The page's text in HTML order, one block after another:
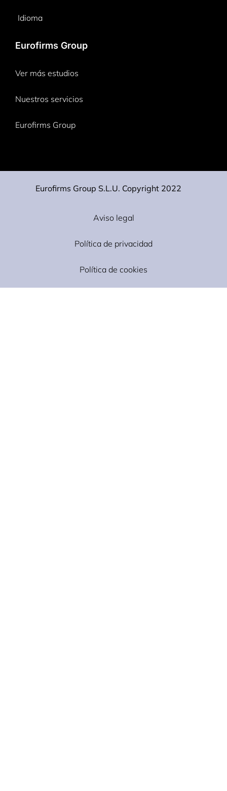
Idioma
Eurofirms Group
Ver más estudios
Nuestros servicios
Eurofirms Group
Eurofirms Group S.L.U. Copyright 2022
Aviso legal
Política de privacidad
Política de cookies